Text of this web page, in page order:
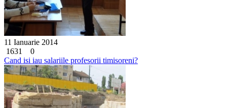
11 Ianuarie 2014
1631
0
Cand isi iau salariile profesorii timisoreni?